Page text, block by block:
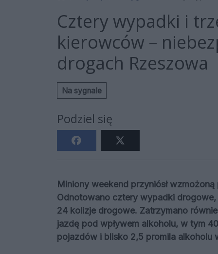
Cztery wypadki i
kierowców –
drogach Rzeszowa
Na sygnale
Podziel się
Miniony weekend przyniósł
Odnotowano cztery wypadki
24 kolizje drogowe. Zatrzymano
jazdę pod wpływem alkoholu, w tym
pojazdów i blisko 2,5 promila alkoholu